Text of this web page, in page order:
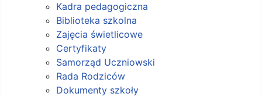
Kadra pedagogiczna
Biblioteka szkolna
Zajęcia świetlicowe
Certyfikaty
Samorząd Uczniowski
Rada Rodziców
Dokumenty szkoły